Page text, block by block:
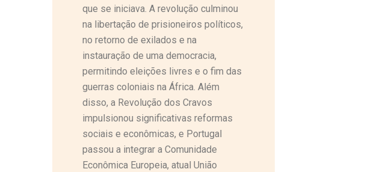
que se iniciava. A revolução culminou
na libertação de prisioneiros políticos,
no retorno de exilados e na
instauração de uma democracia,
permitindo eleições livres e o fim das
guerras coloniais na África. Além
disso, a Revolução dos Cravos
impulsionou significativas reformas
sociais e econômicas, e Portugal
passou a integrar a Comunidade
Econômica Europeia, atual União